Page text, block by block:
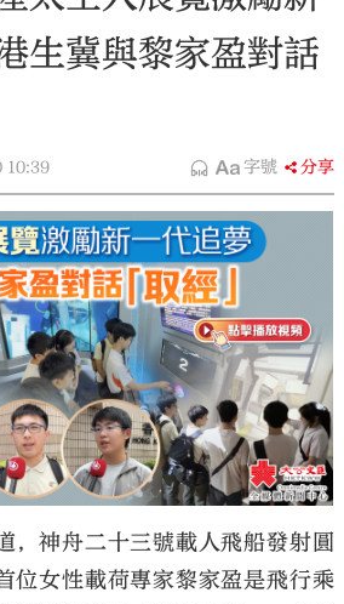
生冀與黎家盈對話
10:39 字號 分享
，神舟二十三號載人飛船發射圓
位女性載荷專家黎家盈是飛行乘